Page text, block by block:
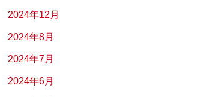
2024年12月
2024年8月
2024年7月
2024年6月